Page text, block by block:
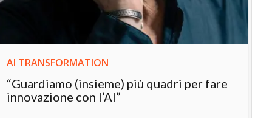
AI TRANSFORMATION
“Guardiamo (insieme) più quadri per fare
innovazione con l’AI”